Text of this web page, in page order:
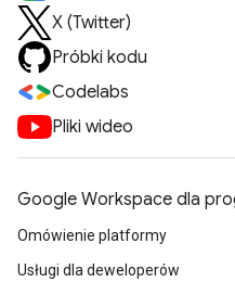
X (Twitter)
Próbki kodu
Codelabs
Pliki wideo
Google Workspace dla
Omówienie platformy
Usługi dla deweloperów